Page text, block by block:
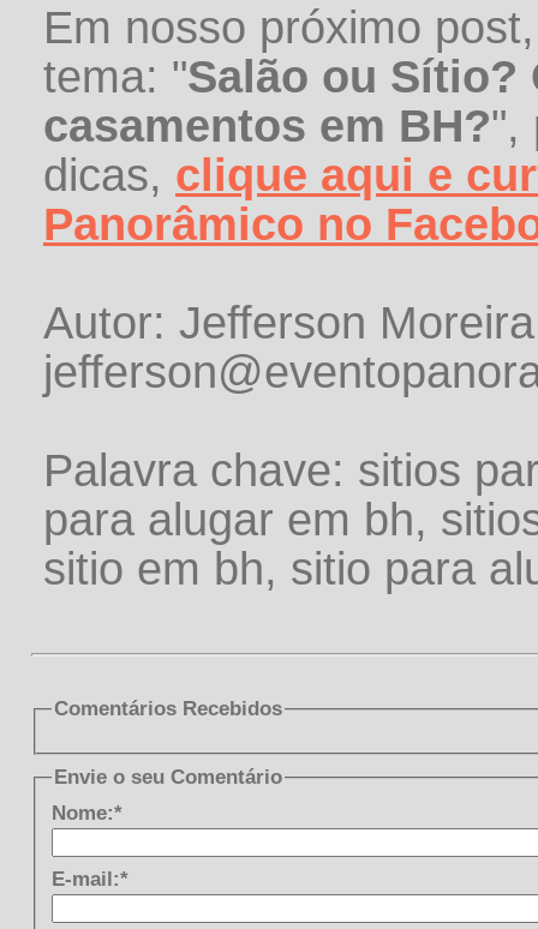
Em nosso próximo
tema: "Salão ou Sítio?
casamentos em BH?",
dicas, clique aqui e
Panorâmico no
Autor: Jefferson
Palavra chave: sitios
para alugar em bh,
sitio em bh, sitio para
Comentários Recebidos
Envie o seu Comentário
Nome:*
E-mail:*